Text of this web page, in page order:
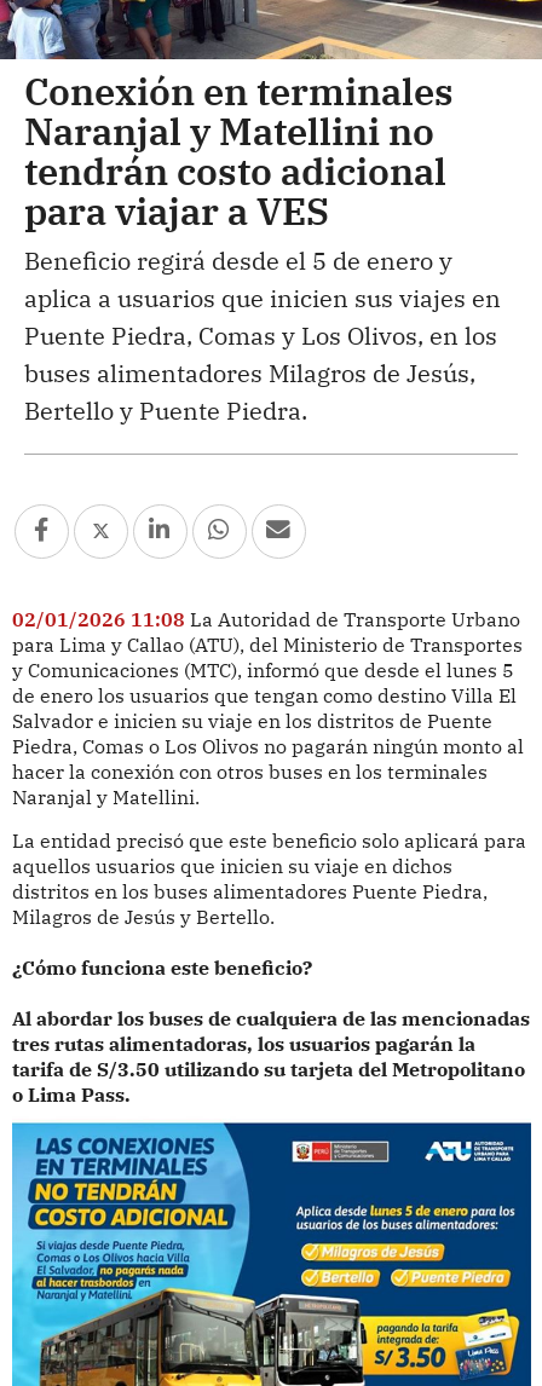
Conexión en terminales
Naranjal y Matellini no
tendrán costo adicional
para viajar a VES
Beneficio regirá desde el 5 de enero y
aplica a usuarios que inicien sus viajes en
Puente Piedra, Comas y Los Olivos, en los
buses alimentadores Milagros de Jesús,
Bertello y Puente Piedra.
02/01/2026 11:08 La Autoridad de Transporte Urbano
para Lima y Callao (ATU), del Ministerio de Transportes
y Comunicaciones (MTC), informó que desde el lunes 5
de enero los usuarios que tengan como destino Villa El
Salvador e inicien su viaje en los distritos de Puente
Piedra, Comas o Los Olivos no pagarán ningún monto al
hacer la conexión con otros buses en los terminales
Naranjal y Matellini.
La entidad precisó que este beneficio solo aplicará para
aquellos usuarios que inicien su viaje en dichos
distritos en los buses alimentadores Puente Piedra,
Milagros de Jesús y Bertello.
¿Cómo funciona este beneficio?
Al abordar los buses de cualquiera de las mencionadas
tres rutas alimentadoras, los usuarios pagarán la
tarifa de S/3.50 utilizando su tarjeta del Metropolitano
o Lima Pass.